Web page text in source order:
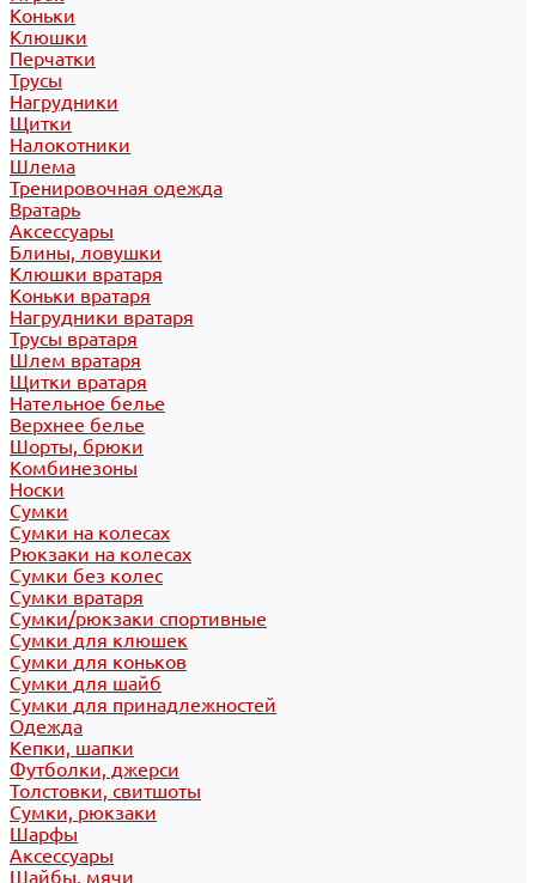
Коньки
Клюшки
Перчатки
Трусы
Нагрудники
Щитки
Налокотники
Шлема
Тренировочная одежда
Вратарь
Аксессуары
Блины, ловушки
Клюшки вратаря
Коньки вратаря
Нагрудники вратаря
Трусы вратаря
Шлем вратаря
Щитки вратаря
Нательное белье
Верхнее белье
Шорты, брюки
Комбинезоны
Носки
Сумки
Сумки на колесах
Рюкзаки на колесах
Сумки без колес
Сумки вратаря
Сумки/рюкзаки спортивные
Сумки для клюшек
Сумки для коньков
Сумки для шайб
Сумки для принадлежностей
Одежда
Кепки, шапки
Футболки, джерси
Толстовки, свитшоты
Сумки, рюкзаки
Шарфы
Аксессуары
Шайбы, мячи